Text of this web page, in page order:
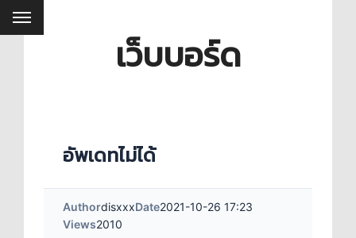
เว็บบอร์ด
อัพเดทไม่ได้
AuthordisxxxDate2021-10-26 17:23
Views2010